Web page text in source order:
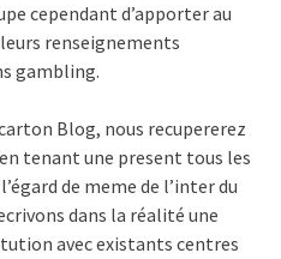
cependant d’apporter au
renseignements
gambling.
Blog, nous recupererez
tenant une present tous les
de meme de l’inter du
dans la réalité une
avec existants centres